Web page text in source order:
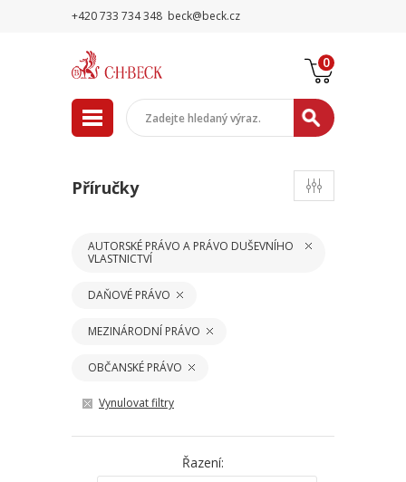
+420 733 734 348 beck@beck.cz
0
Příručky
AUTORSKÉ PRÁVO A PRÁVO DUŠEVNÍHO
VLASTNICTVÍ
DAŇOVÉ PRÁVO
MEZINÁRODNÍ PRÁVO
OBČANSKÉ PRÁVO
Vynulovat filtry
Řazení: